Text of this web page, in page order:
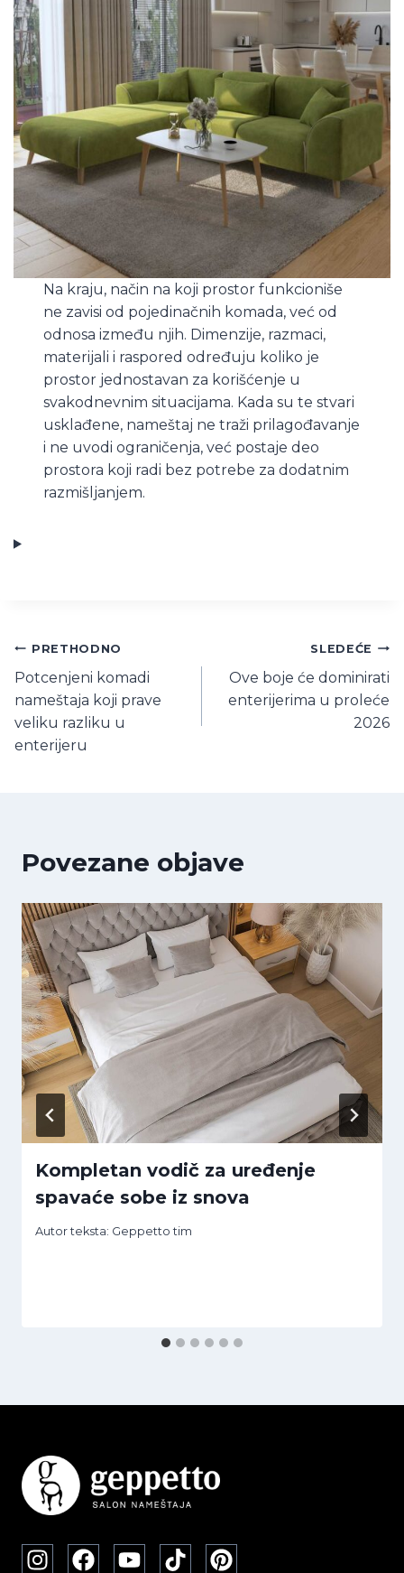
Na kraju, način na koji prostor funkcioniše
ne zavisi od pojedinačnih komada, već od
odnosa između njih. Dimenzije, razmaci,
materijali i raspored određuju koliko je
prostor jednostavan za korišćenje u
svakodnevnim situacijama. Kada su te stvari
usklađene, nameštaj ne traži prilagođavanje
i ne uvodi ograničenja, već postaje deo
prostora koji radi bez potrebe za dodatnim
razmišljanjem.
Kretanje
članka
PRETHODNO
Potcenjeni komadi
nameštaja koji prave
veliku razliku u
enterijeru
SLEDEĆE
Ove boje će dominirati
enterijerima u proleće
2026
Povezane objave
Kompletan vodič za uređenje
spavaće sobe iz snova
Autor teksta: Geppetto tim